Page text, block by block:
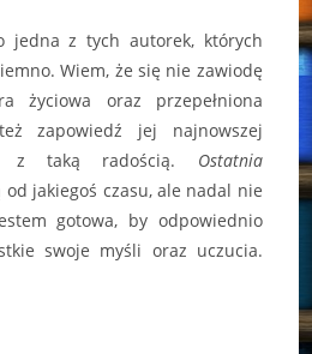
jedna z tych autorek, których
Wiem, że się nie zawiodę
życiowa oraz przepełniona
zapowiedź jej najnowszej
z taką radością. Ostatnia
jakiegoś czasu, ale nadal nie
gotowa, by odpowiednio
swoje myśli oraz uczucia.